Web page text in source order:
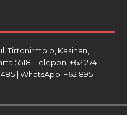
Tirtonirmolo, Kasihan,
55181 Telepon: +62 274
| WhatsApp: +62 895-